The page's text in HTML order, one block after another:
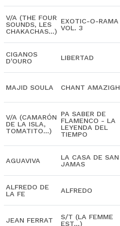
V/A (THE FOUR
SOUNDS, LES
CHAKACHAS...)
EXOTIC-O-RAMA
VOL. 3
CIGANOS
D'OURO
LIBERTAD
MAJID SOULA CHANT AMAZIGH
V/A (CAMARÓN
DE LA ISLA,
TOMATITO...)
PA SABER DE
FLAMENCO - LA
LEYENDA DEL
TIEMPO
AGUAVIVA
LA CASA DE SAN
JAMAS
ALFREDO DE
LA FE
ALFREDO
JEAN FERRAT
S/T (LA FEMME
EST...)